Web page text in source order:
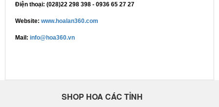
Điện thoại: (028)22 298 398 - 0936 65 27 27
Website: www.hoalan360.com
Mail: info@hoa360.vn
SHOP HOA CÁC TỈNH